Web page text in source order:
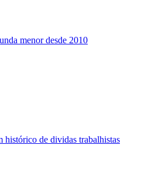
menor desde 2010
de dividas trabalhistas